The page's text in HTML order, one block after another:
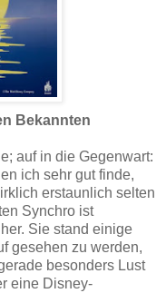
Bekannten
auf in die Gegenwart:
ich sehr gut finde,
erstaunlich selten
Synchro ist
Sie stand einige
gesehen zu werden,
besonders Lust
eine Disney-